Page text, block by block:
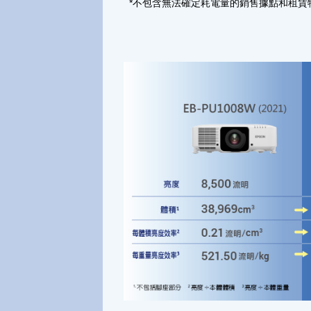
*不包含無法確定耗電量的銷售據點和租賃